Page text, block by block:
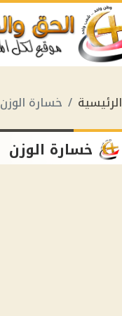
الرئيسية خسارة الوزن
خسارة الوزن